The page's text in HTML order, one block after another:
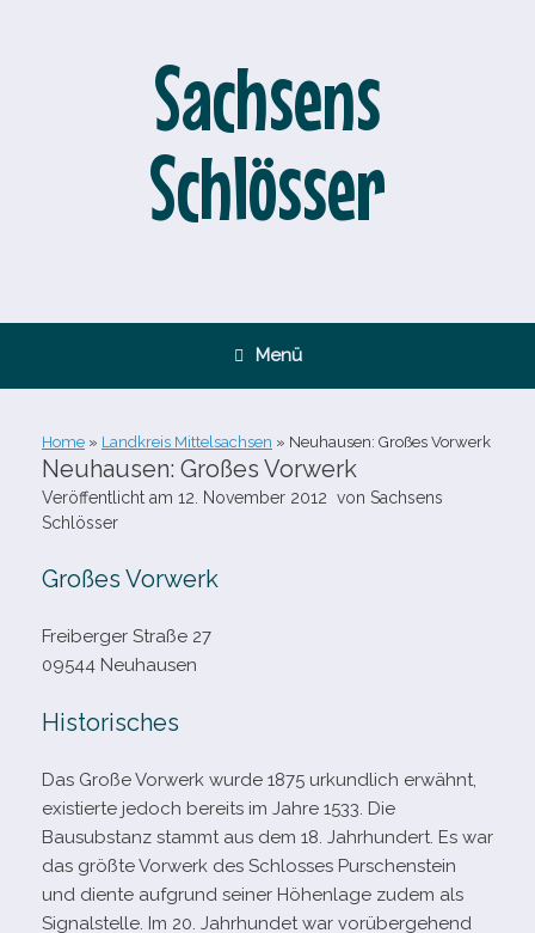
Sachsens
Schlösser
Menü
Home » Landkreis Mittelsachsen » Neuhausen: Großes Vorwerk
Neuhausen: Großes Vorwerk
Veröffentlicht am 12. November 2012 von Sachsens
Schlösser
Großes Vorwerk
Freiberger Straße 27
09544 Neuhausen
Historisches
Das Große Vorwerk wurde 1875 urkund­lich erwähnt,
exis­tierte jedoch bereits im Jahre 1533. Die
Bausubstanz stammt aus dem 18. Jahrhundert. Es war
das größte Vorwerk des Schlosses Purschenstein
und diente auf­grund sei­ner Höhenlage zudem als
Signalstelle. Im 20. Jahrhundet war vor­über­ge­hend